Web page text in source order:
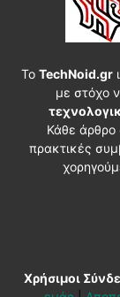
Το TechNoid.gr
με στόχο
Κάθε άρθρο
πρακτικές
Χρήσιμοι